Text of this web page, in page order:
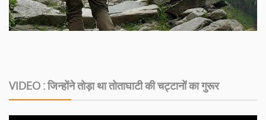
VIDEO : जिन्होंने तोड़ा था तोताघाटी की चट्टानों का गुरूर